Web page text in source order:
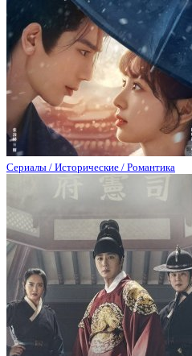
Сериалы / Исторические / Романтика